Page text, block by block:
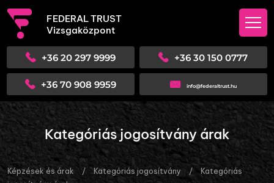
FEDERAL TRUST
Vizsgaközpont
+36 20 297 9999 +36 30 150 0777
+36 70 908 9959 info@federaltrust.hu
Kategóriás jogosítvány árak
Képzések és árak / Kategóriás jogosítvány /
Kategóriás